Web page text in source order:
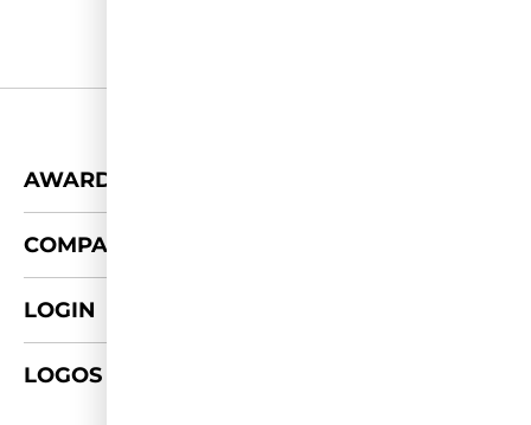
AWARDS
COMPANY
LOGIN
LOGOS & FOTOS